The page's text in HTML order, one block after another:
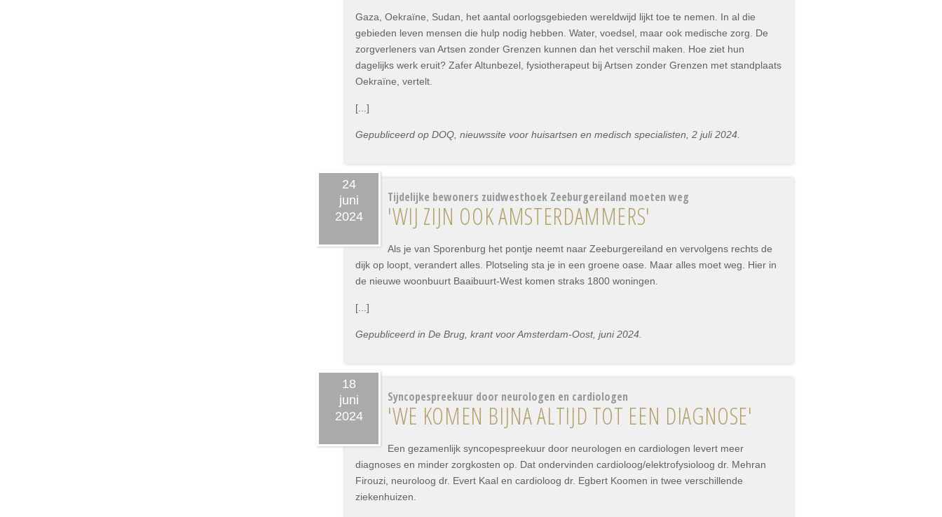
Gaza, Oekraïne, Sudan, het aantal oorlogsgebieden wereldwijd lijkt toe te nemen. In al die
gebieden leven mensen die hulp nodig hebben. Water, voedsel, maar ook medische zorg. De
zorgverleners van Artsen zonder Grenzen kunnen dan het verschil maken. Hoe ziet hun
dagelijks werk eruit? Zafer Altunbezel, fysiotherapeut bij Artsen zonder Grenzen met standplaats
Oekraïne, vertelt.
[...]
Gepubliceerd op DOQ, nieuwssite voor huisartsen en medisch specialisten, 2 juli 2024.
24
juni
2024
Tijdelijke bewoners zuidwesthoek Zeeburgereiland moeten weg
'WIJ ZIJN OOK AMSTERDAMMERS'
Als je van Sporenburg het pontje neemt naar Zeeburgereiland en vervolgens rechts de
dijk op loopt, verandert alles. Plotseling sta je in een groene oase. Maar alles moet weg. Hier in
de nieuwe woonbuurt Baaibuurt-West komen straks 1800 woningen.
[...]
Gepubliceerd in De Brug, krant voor Amsterdam-Oost, juni 2024.
18
juni
2024
Syncopespreekuur door neurologen en cardiologen
'WE KOMEN BIJNA ALTIJD TOT EEN DIAGNOSE'
Een gezamenlijk syncopespreekuur door neurologen en cardiologen levert meer
diagnoses en minder zorgkosten op. Dat ondervinden cardioloog/elektrofysioloog dr. Mehran
Firouzi, neuroloog dr. Evert Kaal en cardioloog dr. Egbert Koomen in twee verschillende
ziekenhuizen.